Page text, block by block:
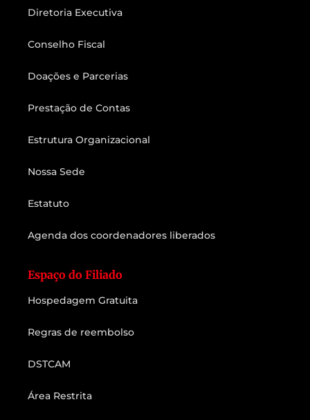
Diretoria Executiva
Conselho Fiscal
Doações e Parcerias
Prestação de Contas
Estrutura Organizacional
Nossa Sede
Estatuto
Agenda dos coordenadores liberados
Espaço do Filiado
Hospedagem Gratuita
Regras de reembolso
DSTCAM
Área Restrita